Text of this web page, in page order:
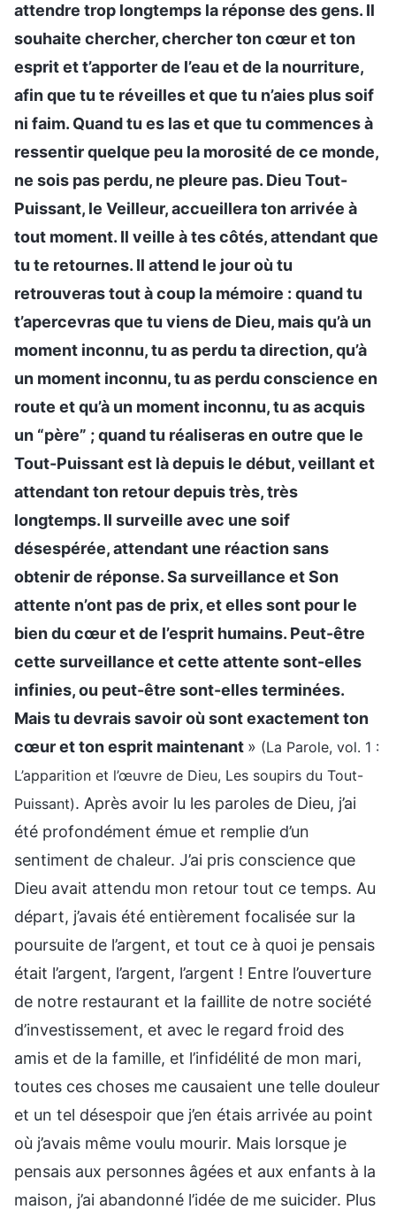
attendre trop longtemps la réponse des gens. Il
souhaite chercher, chercher ton cœur et ton
esprit et t’apporter de l’eau et de la nourriture,
afin que tu te réveilles et que tu n’aies plus soif
ni faim. Quand tu es las et que tu commences à
ressentir quelque peu la morosité de ce monde,
ne sois pas perdu, ne pleure pas. Dieu Tout-
Puissant, le Veilleur, accueillera ton arrivée à
tout moment. Il veille à tes côtés, attendant que
tu te retournes. Il attend le jour où tu
retrouveras tout à coup la mémoire : quand tu
t’apercevras que tu viens de Dieu, mais qu’à un
moment inconnu, tu as perdu ta direction, qu’à
un moment inconnu, tu as perdu conscience en
route et qu’à un moment inconnu, tu as acquis
un “père” ; quand tu réaliseras en outre que le
Tout-Puissant est là depuis le début, veillant et
attendant ton retour depuis très, très
longtemps. Il surveille avec une soif
désespérée, attendant une réaction sans
obtenir de réponse. Sa surveillance et Son
attente n’ont pas de prix, et elles sont pour le
bien du cœur et de l’esprit humains. Peut-être
cette surveillance et cette attente sont-elles
infinies, ou peut-être sont-elles terminées.
Mais tu devrais savoir où sont exactement ton
cœur et ton esprit maintenant » (La Parole, vol. 1 :
L’apparition et l’œuvre de Dieu, Les soupirs du Tout-
Puissant). Après avoir lu les paroles de Dieu, j’ai
été profondément émue et remplie d’un
sentiment de chaleur. J’ai pris conscience que
Dieu avait attendu mon retour tout ce temps. Au
départ, j’avais été entièrement focalisée sur la
poursuite de l’argent, et tout ce à quoi je pensais
était l’argent, l’argent, l’argent ! Entre l’ouverture
de notre restaurant et la faillite de notre société
d’investissement, et avec le regard froid des
amis et de la famille, et l’infidélité de mon mari,
toutes ces choses me causaient une telle douleur
et un tel désespoir que j’en étais arrivée au point
où j’avais même voulu mourir. Mais lorsque je
pensais aux personnes âgées et aux enfants à la
maison, j’ai abandonné l’idée de me suicider. Plus